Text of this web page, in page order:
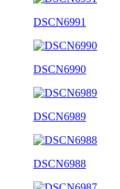
DSCN6991
DSCN6990
DSCN6989
DSCN6988